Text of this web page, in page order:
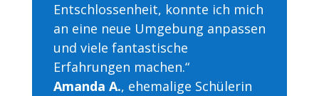
Entschlossenheit, konnte ich mich
an eine neue Umgebung anpassen
und viele fantastische
Erfahrungen machen.“
Amanda A., ehemalige Schülerin